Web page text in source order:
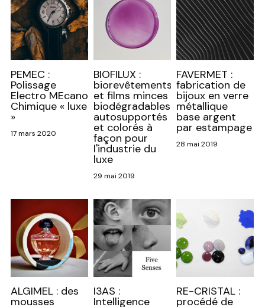
PEMEC :
Polissage
Electro MEcano
Chimique « luxe
»
17 mars 2020
BIOFILUX :
biorevêtements
et films minces
biodégradables
autosupportés
et colorés à
façon pour
l'industrie du
luxe
29 mai 2019
FAVERMET :
fabrication de
bijoux en verre
métallique
base argent
par estampage
28 mai 2019
ALGIMEL : des
mousses
I3AS :
Intelligence
RE-CRISTAL :
procédé de